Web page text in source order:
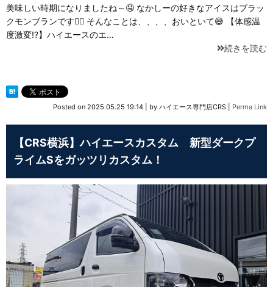
美味しい時期になりましたね～🤤 なかしーの好きなアイスはブラッ
クモンブランです🙋‍♂️ そんなことは、、、、おいといて😅 【体感温
度激変!?】ハイエースのエ…
続きを読む
Posted on 2025.05.25 19:14 by ハイエース専門店CRS Perma Link
【CRS横浜】ハイエースカスタム 新型ダークプ
ライムSをガッツリカスタム！